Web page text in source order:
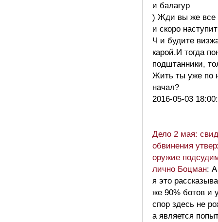
и балагур
) Жди вы же все
и скоро
Ч и будите
карой.И тогда
подштанники,
Жить ты уже по
начал?
2016-05-03
Дело 2 мая:
обвинения
оружие
лично Боцман: А
я это
же 90% ботов и
спор здесь не
а является